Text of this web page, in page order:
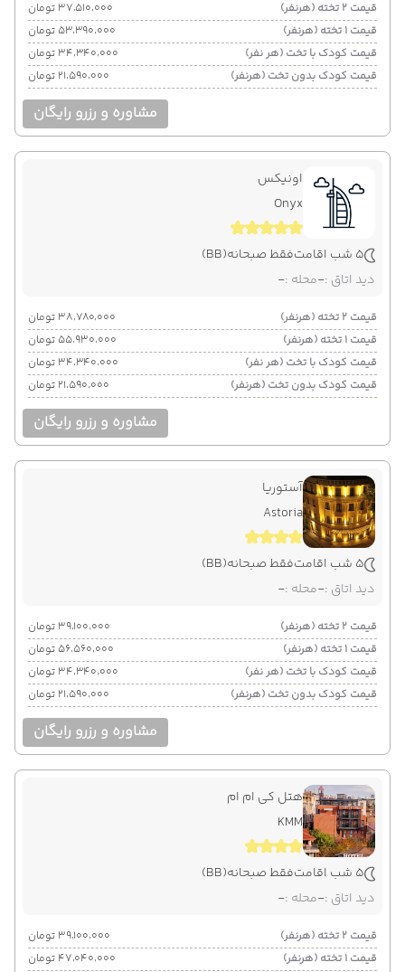
قیمت 2 تخته (هرنفر)
۳۷٬۵۱۰٬۰۰۰ تومان
قیمت 1 تخته (هرنفر)
۵۳٬۳۹۰٬۰۰۰ تومان
قیمت کودک با تخت (هر نفر)
۳۴٬۳۴۰٬۰۰۰ تومان
قیمت کودک بدون تخت (هرنفر)
۲۱٬۵۹۰٬۰۰۰ تومان
مشاوره و رزرو رایگان
اونیکس
Onyx
5 شب اقامت فقط صبحانه(BB)
دید اتاق :-محله :-
قیمت 2 تخته (هرنفر)
۳۸٬۷۸۰٬۰۰۰ تومان
قیمت 1 تخته (هرنفر)
۵۵٬۹۳۰٬۰۰۰ تومان
قیمت کودک با تخت (هر نفر)
۳۴٬۳۴۰٬۰۰۰ تومان
قیمت کودک بدون تخت (هرنفر)
۲۱٬۵۹۰٬۰۰۰ تومان
مشاوره و رزرو رایگان
آستوریا
Astoria
5 شب اقامت فقط صبحانه(BB)
دید اتاق :-محله :-
قیمت 2 تخته (هرنفر)
۳۹٬۱۰۰٬۰۰۰ تومان
قیمت 1 تخته (هرنفر)
۵۶٬۵۶۰٬۰۰۰ تومان
قیمت کودک با تخت (هر نفر)
۳۴٬۳۴۰٬۰۰۰ تومان
قیمت کودک بدون تخت (هرنفر)
۲۱٬۵۹۰٬۰۰۰ تومان
مشاوره و رزرو رایگان
هتل کی ام ام
KMM
5 شب اقامت فقط صبحانه(BB)
دید اتاق :-محله :-
قیمت 2 تخته (هرنفر)
۳۹٬۱۰۰٬۰۰۰ تومان
قیمت 1 تخته (هرنفر)
۴۷٬۰۴۰٬۰۰۰ تومان